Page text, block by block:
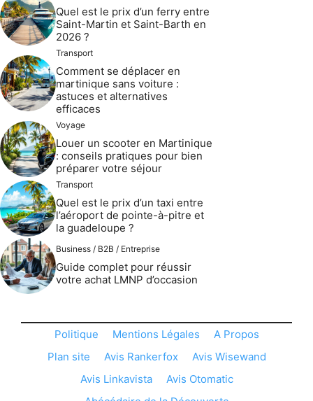
Quel est le prix d’un ferry entre
Saint-Martin et Saint-Barth en
2026 ?
Transport
Comment se déplacer en
martinique sans voiture :
astuces et alternatives
efficaces
Voyage
Louer un scooter en Martinique
: conseils pratiques pour bien
préparer votre séjour
Transport
Quel est le prix d’un taxi entre
l’aéroport de pointe-à-pitre et
la guadeloupe ?
Business / B2B / Entreprise
Guide complet pour réussir
votre achat LMNP d’occasion
Politique Mentions Légales
A Propos
Plan site
Avis Rankerfox
Avis Wisewand
Avis Linkavista
Avis Otomatic